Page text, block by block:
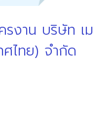
รงาน บริษัท เม
ไทย) จำกัด